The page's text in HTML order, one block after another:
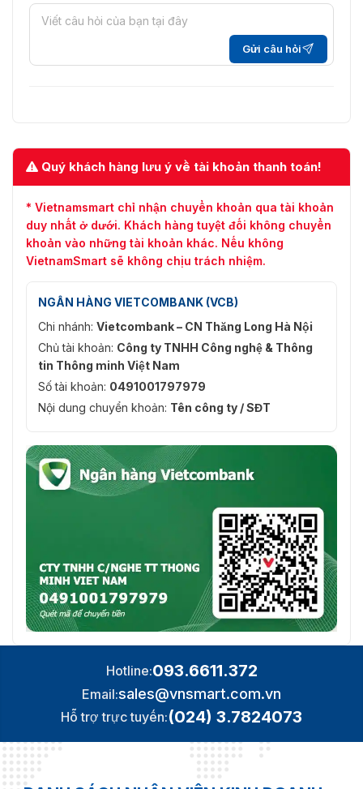
Gửi câu hỏi
Quý khách hàng lưu ý về tài khoản thanh toán!
* Vietnamsmart chỉ nhận chuyển khoản qua tài khoản
duy nhất ở dưới. Khách hàng tuyệt đối không chuyển
khoản vào những tài khoản khác. Nếu không
VietnamSmart sẽ không chịu trách nhiệm.
NGÂN HÀNG VIETCOMBANK (VCB)
Chi nhánh: Vietcombank – CN Thăng Long Hà Nội
Chủ tài khoản: Công ty TNHH Công nghệ & Thông
tin Thông minh Việt Nam
Số tài khoản: 0491001797979
Nội dung chuyển khoản: Tên công ty / SĐT
Hotline:093.6611.372
Email:sales@vnsmart.com.vn
Hỗ trợ trực tuyến:(024) 3.7824073